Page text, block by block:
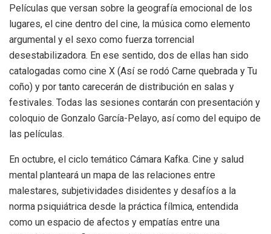
Películas que versan sobre la geografía emocional de los
lugares, el cine dentro del cine, la música como elemento
argumental y el sexo como fuerza torrencial
desestabilizadora. En ese sentido, dos de ellas han sido
catalogadas como cine X (Así se rodó Carne quebrada y Tu
coño) y por tanto carecerán de distribución en salas y
festivales. Todas las sesiones contarán con presentación y
coloquio de Gonzalo García-Pelayo, así como del equipo de
las películas.
En octubre, el ciclo temático Cámara Kafka. Cine y salud
mental planteará un mapa de las relaciones entre
malestares, subjetividades disidentes y desafíos a la
norma psiquiátrica desde la práctica fílmica, entendida
como un espacio de afectos y empatías entre una